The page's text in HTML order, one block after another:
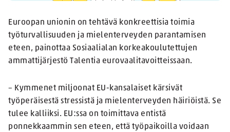
Euroopan unionin on tehtävä konkreettisia toimia
työturvallisuuden ja mielenterveyden parantamisen
eteen, painottaa Sosiaalialan korkeakoulutettujen
ammattijärjestö Talentia eurovaalitavoitteissaan.
– Kymmenet miljoonat EU-kansalaiset kärsivät
työperäisestä stressistä ja mielenterveyden häiriöistä. Se
tulee kalliiksi. EU:ssa on toimittava entistä
ponnekkaammin sen eteen, että työpaikoilla voidaan